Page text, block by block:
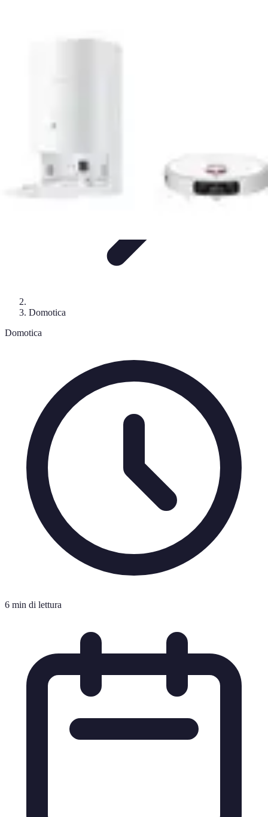
Domotica
Domotica
6 min di lettura